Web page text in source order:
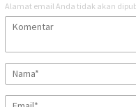
Alamat email Anda tidak akan